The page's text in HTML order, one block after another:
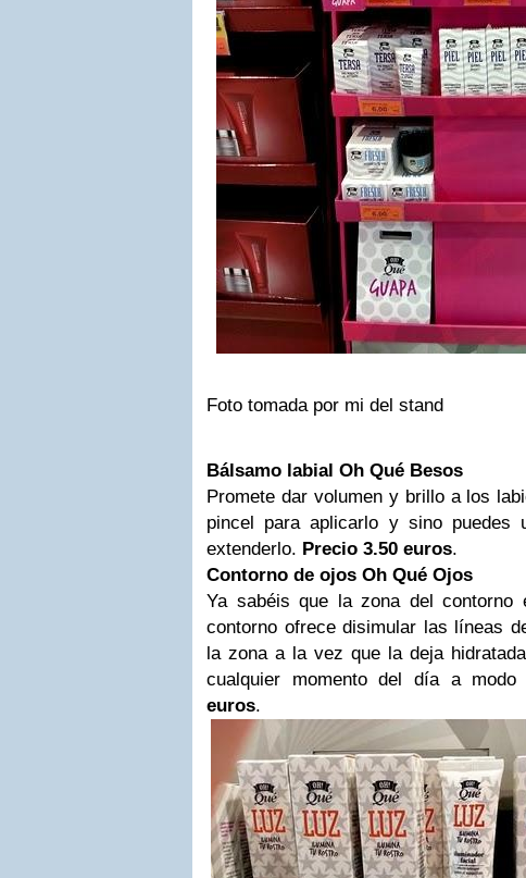
Foto tomada por mi del stand
Bálsamo labial Oh Qué Besos
Promete dar volumen y brillo a los
pincel para aplicarlo y sino puedes
extenderlo. Precio 3.50 euros.
Contorno de ojos Oh Qué Ojos
Ya sabéis que la zona del contorno
contorno ofrece disimular las líneas
la zona a la vez que la deja
cualquier momento del día a modo
euros.